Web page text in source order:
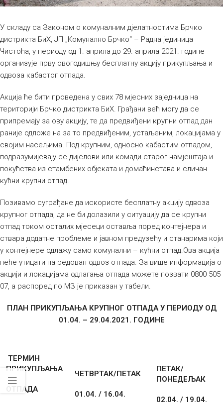
У складу са Законом о комуналним дјелатностима Брчко
дистрикта БиХ, ЈП „Комунално Брчко“ – Радна јединица
Чистоћа, у периоду од 1. априла до 29. априла 2021. године
организује прву овогодишњу бесплатну акцију прикупљања и
одвоза кабастог отпада.
Акција ће бити проведена у свих 78 мјесних заједница на
територији Брчко дистрикта БиХ. Грађани већ могу да се
припремају за ову акцију, те да предвиђени крупни отпад дан
раније одложе на за то предвиђеним, устаљеним, локацијама у
својим насељима. Под крупним, односно кабастим отпадом,
подразумијевају се дијелови или комади старог намјештаја и
покућства из стамбених објеката и домаћинстава и сличан
кућни крупни отпад.
Позивамо суграђане да искористе бесплатну акцију одвоза
крупног отпада, да не би долазили у ситуацију да се крупни
отпад током осталих мјесеци оставља поред контејнера и
ствара додатне проблеме и јавном предузећу и станарима који
у контејнере одлажу само комунални – кућни отпад.Ова акција
неће утицати на редован одвоз отпада. За више информација о
акцији и локацијама одлагања отпада можете позвати 0800 505
07, а распоред по МЗ је приказан у табели.
ПЛАН ПРИКУПЉАЊА КРУПНОГ ОТПАДА У ПЕРИОДУ ОД
01.04. – 29.04.2021. ГОДИНЕ
ТЕРМИН
ПРИКУПЉАЊА
ОТПАДА
ЧЕТВРТАК/ПЕТАК
01.04. / 16.04.
ПЕТАК/
ПОНЕДЕЉАК
02.04. / 19.04.